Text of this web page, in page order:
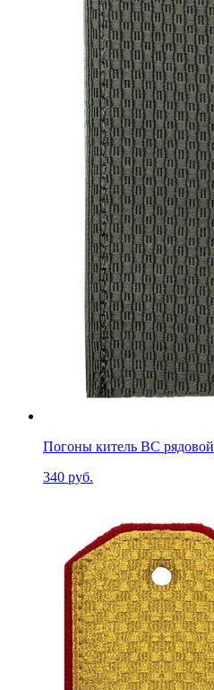
Погоны китель ВС рядовой
340 руб.